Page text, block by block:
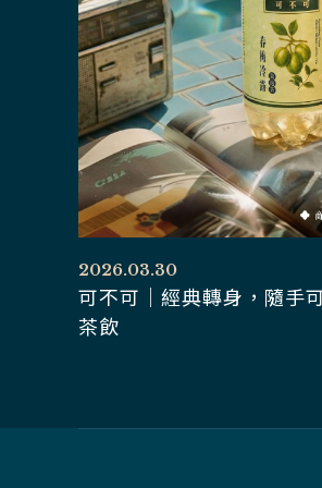
2026.03.30
可不可｜經典轉身，隨手
茶飲